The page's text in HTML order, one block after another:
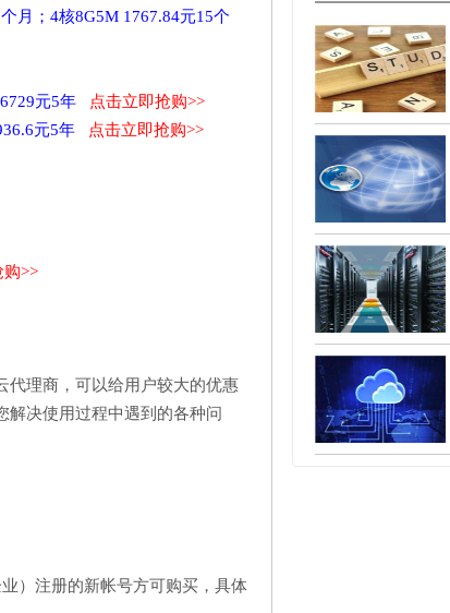
月；4核8G5M 1767.84元15个
元5年
点击立即抢购>>
元5年
点击立即抢购>>
购>>
代理商，可以给用户较大的优惠
解决使用过程中遇到的各种问
）注册的新帐号方可购买，具体